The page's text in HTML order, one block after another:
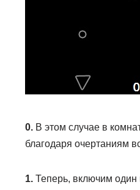
0.В этом случае в
благодаря очертаниям
1.Теперь, включим один